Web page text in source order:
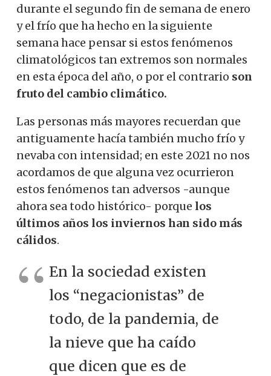
durante el segundo fin de semana de enero
y el frío que ha hecho en la siguiente
semana hace pensar si estos fenómenos
climatológicos tan extremos son normales
en esta época del año, o por el contrario son
fruto del cambio climático.
Las personas más mayores recuerdan que
antiguamente hacía también mucho frío y
nevaba con intensidad; en este 2021 no nos
acordamos de que alguna vez ocurrieron
estos fenómenos tan adversos -aunque
ahora sea todo histórico- porque los
últimos años los inviernos han sido más
cálidos.
En la sociedad existen
los “negacionistas” de
todo, de la pandemia, de
la nieve que ha caído
que dicen que es de